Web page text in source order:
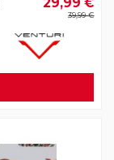
39,99 €